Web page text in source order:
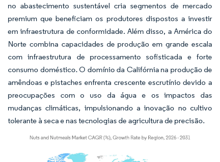
no abastecimento sustentável cria segmentos de mercado
premium que beneficiam os produtores dispostos a investir
em infraestrutura de conformidade. Além disso, a América do
Norte combina capacidades de produção em grande escala
com infraestrutura de processamento sofisticada e forte
consumo doméstico. O domínio da Califórnia na produção de
amêndoas e pistaches enfrenta crescente escrutínio devido a
preocupações com o uso da água e os impactos das
mudanças climáticas, impulsionando a inovação no cultivo
tolerante à seca e nas tecnologias de agricultura de precisão.